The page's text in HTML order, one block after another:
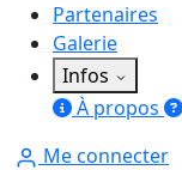
Partenaires
Galerie
Infos
À propos
Me connecter